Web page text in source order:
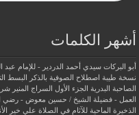
أشهر الكلمات
أبو البركات سيدي أحمد الدردير - للإمام عبد
نسخة طيبة اصطلاح الصوفية بالذكر البسط
الصاحبة البدرية
الجزء الأول السراج المنير
العمل - فضيلة الشيخ / حسين معوض - رضي
الذخيرة الماحية للآثام في الصلاة علي خير